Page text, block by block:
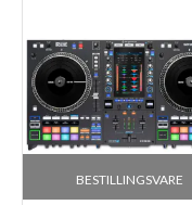
BESTILLINGSVARE